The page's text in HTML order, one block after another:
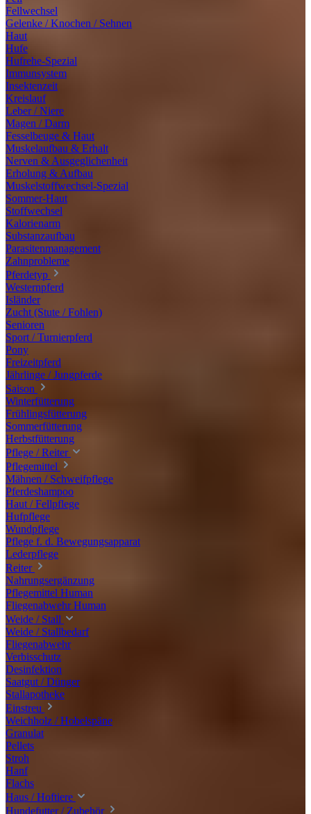
Fellwechsel
Gelenke / Knochen / Sehnen
Haut
Hufe
Hufrehe-Spezial
Immunsystem
Insektenzeit
Kreislauf
Leber / Niere
Magen / Darm
Fesselbeuge & Haut
Muskelaufbau & Erhalt
Nerven & Ausgeglichenheit
Erholung & Aufbau
Muskelstoffwechsel-Spezial
Sommer-Haut
Stoffwechsel
Kalorienarm
Substanzaufbau
Parasitenmanagement
Zahnprobleme
Pferdetyp
Westernpferd
Isländer
Zucht (Stute / Fohlen)
Senioren
Sport / Turnierpferd
Pony
Freizeitpferd
Jährlinge / Jungpferde
Saison
Winterfütterung
Frühlingsfütterung
Sommerfütterung
Herbstfütterung
Pflege / Reiter
Pflegemittel
Mähnen / Schweifpflege
Pferdeshampoo
Haut / Fellpflege
Hufpflege
Wundpflege
Pflege f. d. Bewegungsapparat
Lederpflege
Reiter
Nahrungsergänzung
Pflegemittel Human
Fliegenabwehr Human
Weide / Stall
Weide / Stallbedarf
Fliegenabwehr
Verbisschutz
Desinfektion
Saatgut / Dünger
Stallapotheke
Einstreu
Weichholz / Hobelspäne
Granulat
Pellets
Stroh
Hanf
Flachs
Haus / Hoftiere
Hundefutter / Zubehör